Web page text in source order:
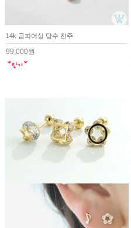
14k 금피어싱 담수 진주
99,000원